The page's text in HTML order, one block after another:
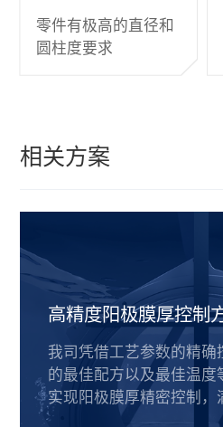
零件有极高的直径和
圆柱度要求
相关方案
高精度阳极膜厚控制
我司凭借工艺参数的精确
的最佳配方以及最佳温度
实现阳极膜厚精密控制，